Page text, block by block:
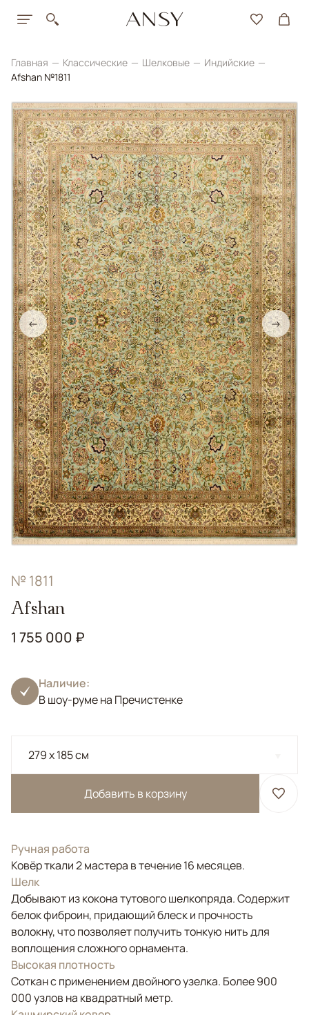
Главная Классические Шелковые
Индийские
Afshan №1811
← →
№ 1811
Afshan
1 755 000 ₽
Наличие:
В шоу-руме на Пречистенке
279 x 185 см
Добавить в корзину
Ручная работа
Ковёр ткали 2 мастера в течение 16 месяцев.
Шелк
Добывают из кокона тутового шелкопряда. Содержит
белок фиброин, придающий блеск и прочность
волокну, что позволяет получить тонкую нить для
воплощения сложного орнамента.
Высокая плотность
Соткан с применением двойного узелка. Более 900
000 узлов на квадратный метр.